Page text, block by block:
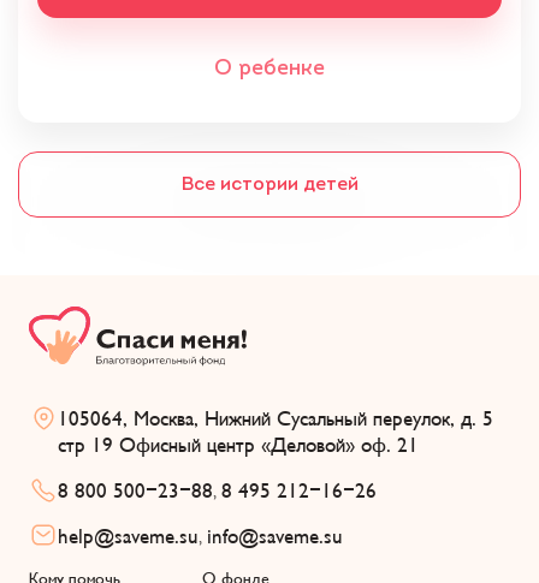
О ребенке
Все истории детей
105064, Москва, Нижний Сусальный переулок, д. 5
стр 19 Офисный центр «Деловой» оф. 21
8 800 500-23-88, 8 495 212-16-26
help@saveme.su, info@saveme.su
Кому помочь О фонде